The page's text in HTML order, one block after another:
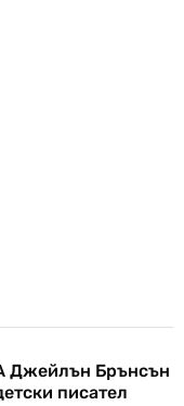
Джейлън Брънсън
писател